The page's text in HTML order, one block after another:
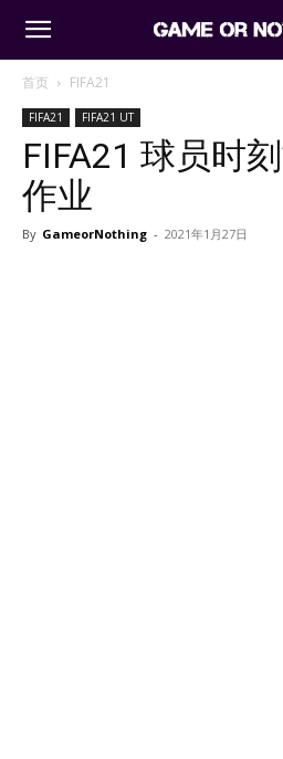
首页 FIFA21
FIFA21 FIFA21 UT
FIFA21 球员时
作业
By GameorNothing - 2021年1月27日